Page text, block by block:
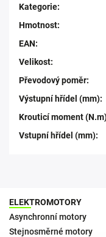
Kategorie:
Hmotnost:
EAN:
Velikost:
Převodový poměr:
Výstupní hřídel (mm):
Krouticí moment
Vstupní hřídel (mm):
ELEKTROMOTORY
Asynchronní motory
Stejnosměrné motory